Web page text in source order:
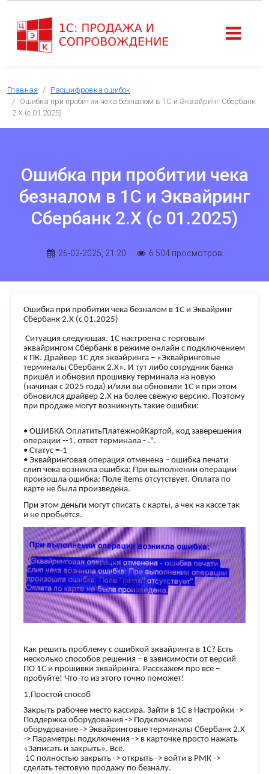
Главная
Расшифровка ошибок
Ошибка при пробитии чека безналом в 1С и Эквайринг Сбербанк
2.Х (с 01.2025)
Ошибка при пробитии чека
безналом в 1С и Эквайринг
Сбербанк 2.Х (с 01.2025)
26-02-2025, 21:20 6 504 просмотров
Ошибка при пробитии чека безналом в 1С и Эквайринг
Сбербанк 2.Х (с 01.2025)
Ситуация следующая. 1С настроена с торговым
эквайрингом Сбербанк в режиме онлайн с подключением
к ПК. Драйвер 1С для эквайринга – «Эквайринговые
терминалы Сбербанк 2.Х». И тут либо сотрудник банка
пришёл и обновил прошивку терминала на новую
(начиная с 2025 года) и/или вы обновили 1С и при этом
обновился драйвер 2.Х на более свежую версию. Поэтому
при продаже могут возникнуть такие ошибки:
• ОШИБКА ОплатитьПлатежнойКартой, код заверешения
операции --1, ответ терминала - .".
• Статус =-1
• Эквайринговая операция отменена – ошибка печати
слип чека возникла ошибка: При выполнении операции
произошла ошибка: Поле items отсутствует. Оплата по
карте не была произведена.
При этом деньги могут списать с карты, а чек на кассе так
и не пробьётся.
Как решить проблему с ошибкой эквайринга в 1С? Есть
несколько способов решения – в зависимости от версий
ПО 1С и прошивки эквайринга. Расскажем про все –
пробуйте! Что-то из этого точно поможет!
1.Простой способ
Закрыть рабочее место кассира. Зайти в 1С в Настройки ->
Поддержка оборудования -> Подключаемое
оборудование -> Эквайринговые терминалы Сбербанк 2.Х
-> Параметры подключения -> в карточке просто нажать
«Записать и закрыть». Всё.
1С полностью закрыть -> открыть -> войти в РМК ->
сделать тестовую продажу по безналу.